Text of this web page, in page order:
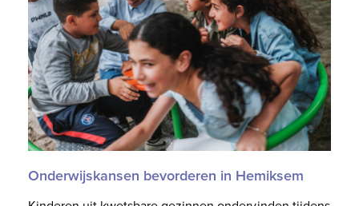
Onderwijskansen bevorderen in Hemiksem